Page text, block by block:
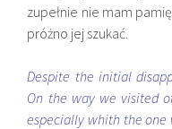
zupełnie nie mam
próżno jej szukać.
Despite the initial
On the way we visited
especially whith the